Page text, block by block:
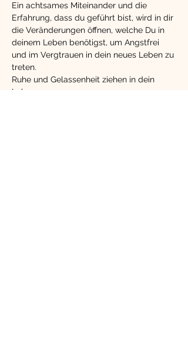
Ein achtsames Miteinander und die
Erfahrung, dass du geführt bist, wird in dir
die Veränderungen öffnen, welche Du in
deinem Leben benötigst, um Angstfrei
und im Vergtrauen in dein neues Leben zu
treten.
Ruhe und Gelassenheit ziehen in dein
Leben.